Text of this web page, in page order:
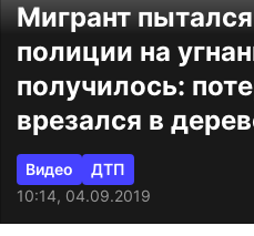
Мигрант
полиции на
получилось:
врезался в
Видео
ДТП
10:14, 04.09.2019